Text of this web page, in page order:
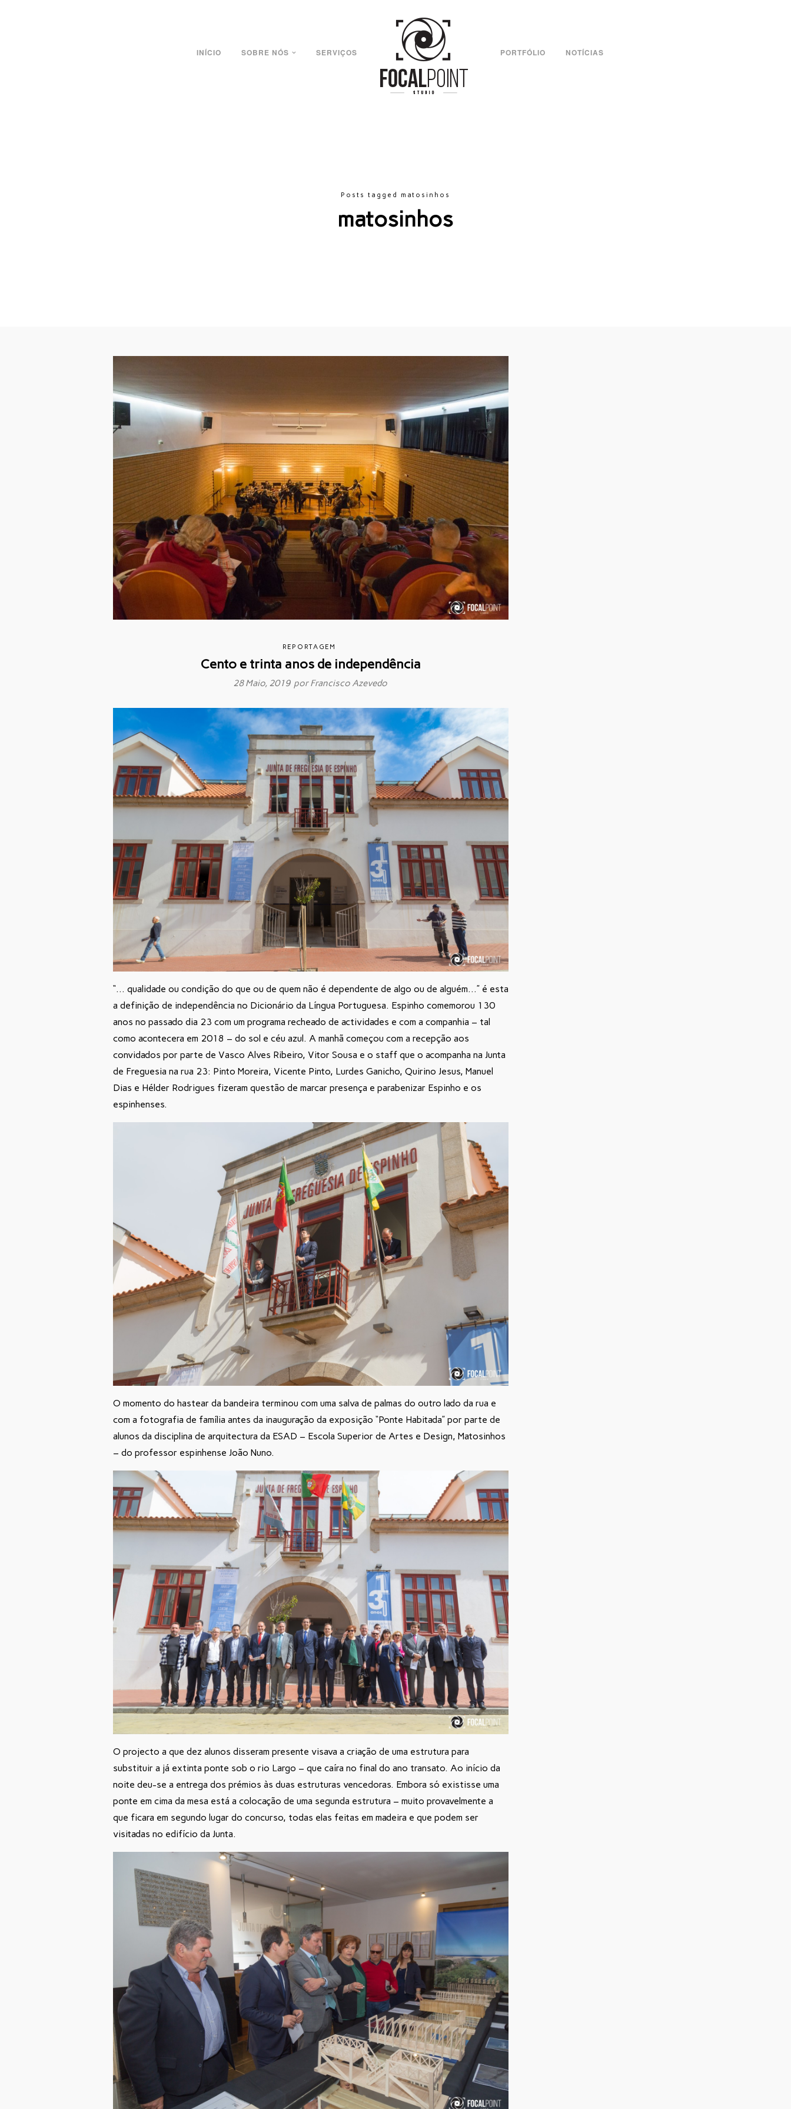
INÍCIO SOBRE NÓS SERVIÇOS PORTFÓLIO NOTÍCIAS
Posts tagged matosinhos
matosinhos
REPORTAGEM
Cento e trinta anos de independência
28 Maio, 2019 porFrancisco Azevedo
“… qualidade ou condição do que ou de quem não é dependente de algo ou de alguém…” é esta
a definição de independência no Dicionário da Língua Portuguesa. Espinho comemorou 130
anos no passado dia 23 com um programa recheado de actividades e com a companhia – tal
como acontecera em 2018 – do sol e céu azul. A manhã começou com a recepção aos
convidados por parte de Vasco Alves Ribeiro, Vitor Sousa e o staff que o acompanha na Junta
de Freguesia na rua 23: Pinto Moreira, Vicente Pinto, Lurdes Ganicho, Quirino Jesus, Manuel
Dias e Hélder Rodrigues fizeram questão de marcar presença e parabenizar Espinho e os
espinhenses.
O momento do hastear da bandeira terminou com uma salva de palmas do outro lado da rua e
com a fotografia de família antes da inauguração da exposição “Ponte Habitada” por parte de
alunos da disciplina de arquitectura da ESAD – Escola Superior de Artes e Design, Matosinhos
– do professor espinhense João Nuno.
O projecto a que dez alunos disseram presente visava a criação de uma estrutura para
substituir a já extinta ponte sob o rio Largo – que caíra no final do ano transato. Ao início da
noite deu-se a entrega dos prémios às duas estruturas vencedoras. Embora só existisse uma
ponte em cima da mesa está a colocação de uma segunda estrutura – muito provavelmente a
que ficara em segundo lugar do concurso, todas elas feitas em madeira e que podem ser
visitadas no edifício da Junta.